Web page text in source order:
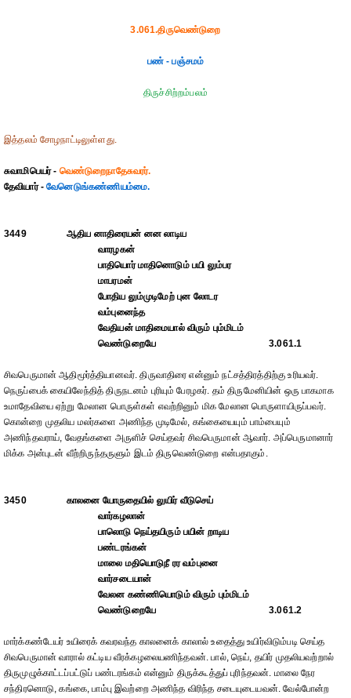
3.061.திருவெண்டுறை
பண் - பஞ்சமம்
திருச்சிற்றம்பலம்
இத்தலம் சோழநாட்டிலுள்ளது.
சுவாமிபெயர் - வெண்டுறைநாதேசுவரர்.
தேவியார் -வேனெடுங்கண்ணியம்மை.
3449
ஆதிய னாதிரையன் னன லாடிய
வாரழகன்
பாதியொர் மாதினொடும் பயி லும்பர
மாபரமன்
போதிய லும்முடிமேற் புன லோடர
வம்புனைந்த
வேதியன் மாதிமையால் விரும் பும்மிடம்
வெண்டுறையே
3.061.1
சிவபெருமான் ஆதிமூர்த்தியானவர். திருவாதிரை என்னும் நட்சத்திரத்திற்கு உரியவர்.
நெருப்பைக் கையிலேந்தித் திருநடனம் புரியும் பேரழகர். தம் திருமேனியின் ஒரு பாகமாக
உமாதேவியை ஏற்று மேலான பொருள்கள் எவற்றினும் மிக மேலான பொருளாயிருப்பவர்.
கொன்றை முதலிய மலர்களை அணிந்த முடிமேல், கங்கையையும் பாம்பையும்
அணிந்தவராய், வேதங்களை அருளிச் செய்தவர் சிவபெருமான் ஆவார். அப்பெருமானார்
மிக்க அன்புடன் வீற்றிருந்தருளும் இடம் திருவெண்டுறை என்பதாகும்.
3450
காலனை யோருதையில் லுயிர் வீடுசெய்
வார்கழலான்
பாலொடு நெய்தயிரும் பயின் றாடிய
பண்டரங்கன்
மாலை மதியொடுநீ ரர வம்புனை
வார்சடையான்
வேலன கண்ணியொடும் விரும் பும்மிடம்
வெண்டுறையே
3.061.2
மார்க்கண்டேயர் உயிரைக் கவரவந்த காலனைக் காலால் உதைத்து உயிர்விடும்படி செய்த
சிவபெருமான் வாரால் கட்டிய வீரக்கழலையணிந்தவன். பால், நெய், தயிர் முதலியவற்றால்
திருமுழுக்காட்டப்பட்டுப் பண்டரங்கம் என்னும் திருக்கூத்துப் புரிந்தவன். மாலை நேர
சந்திரனொடு, கங்கை, பாம்பு இவற்றை அணிந்த விரிந்த சடையுடையவன். வேல்போன்ற